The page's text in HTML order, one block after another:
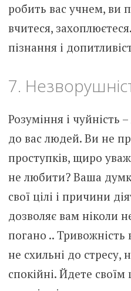
робить вас учнем, ви
вчитеся,
пізнання і
7.
Розуміння і чуйність
до вас людей. Ви не
проступків, щиро
не любити? Ваша
свої цілі і причини
дозволяє вам ніколи
погано ..
не схильні до стресу,
спокійні. Йдете